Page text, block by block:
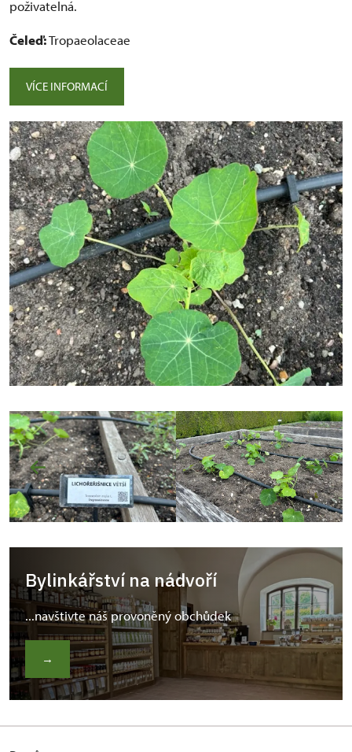
poživatelná.
Čeleď:Tropaeolaceae
VÍCE INFORMACÍ
Bylinkářství na nádvoří
...navštivte náš provoněný obchůdek
→